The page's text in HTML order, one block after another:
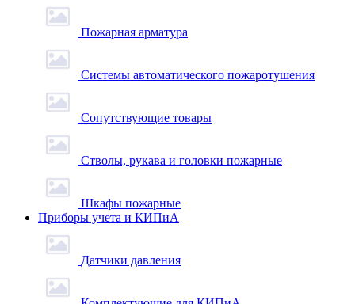
Пожарная арматура
Системы автоматического пожаротушения
Сопутствующие товары
Стволы, рукава и головки пожарные
Шкафы пожарные
Приборы учета и КИПиА
Датчики давления